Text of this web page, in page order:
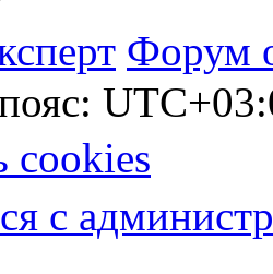
Форум
cookies
с